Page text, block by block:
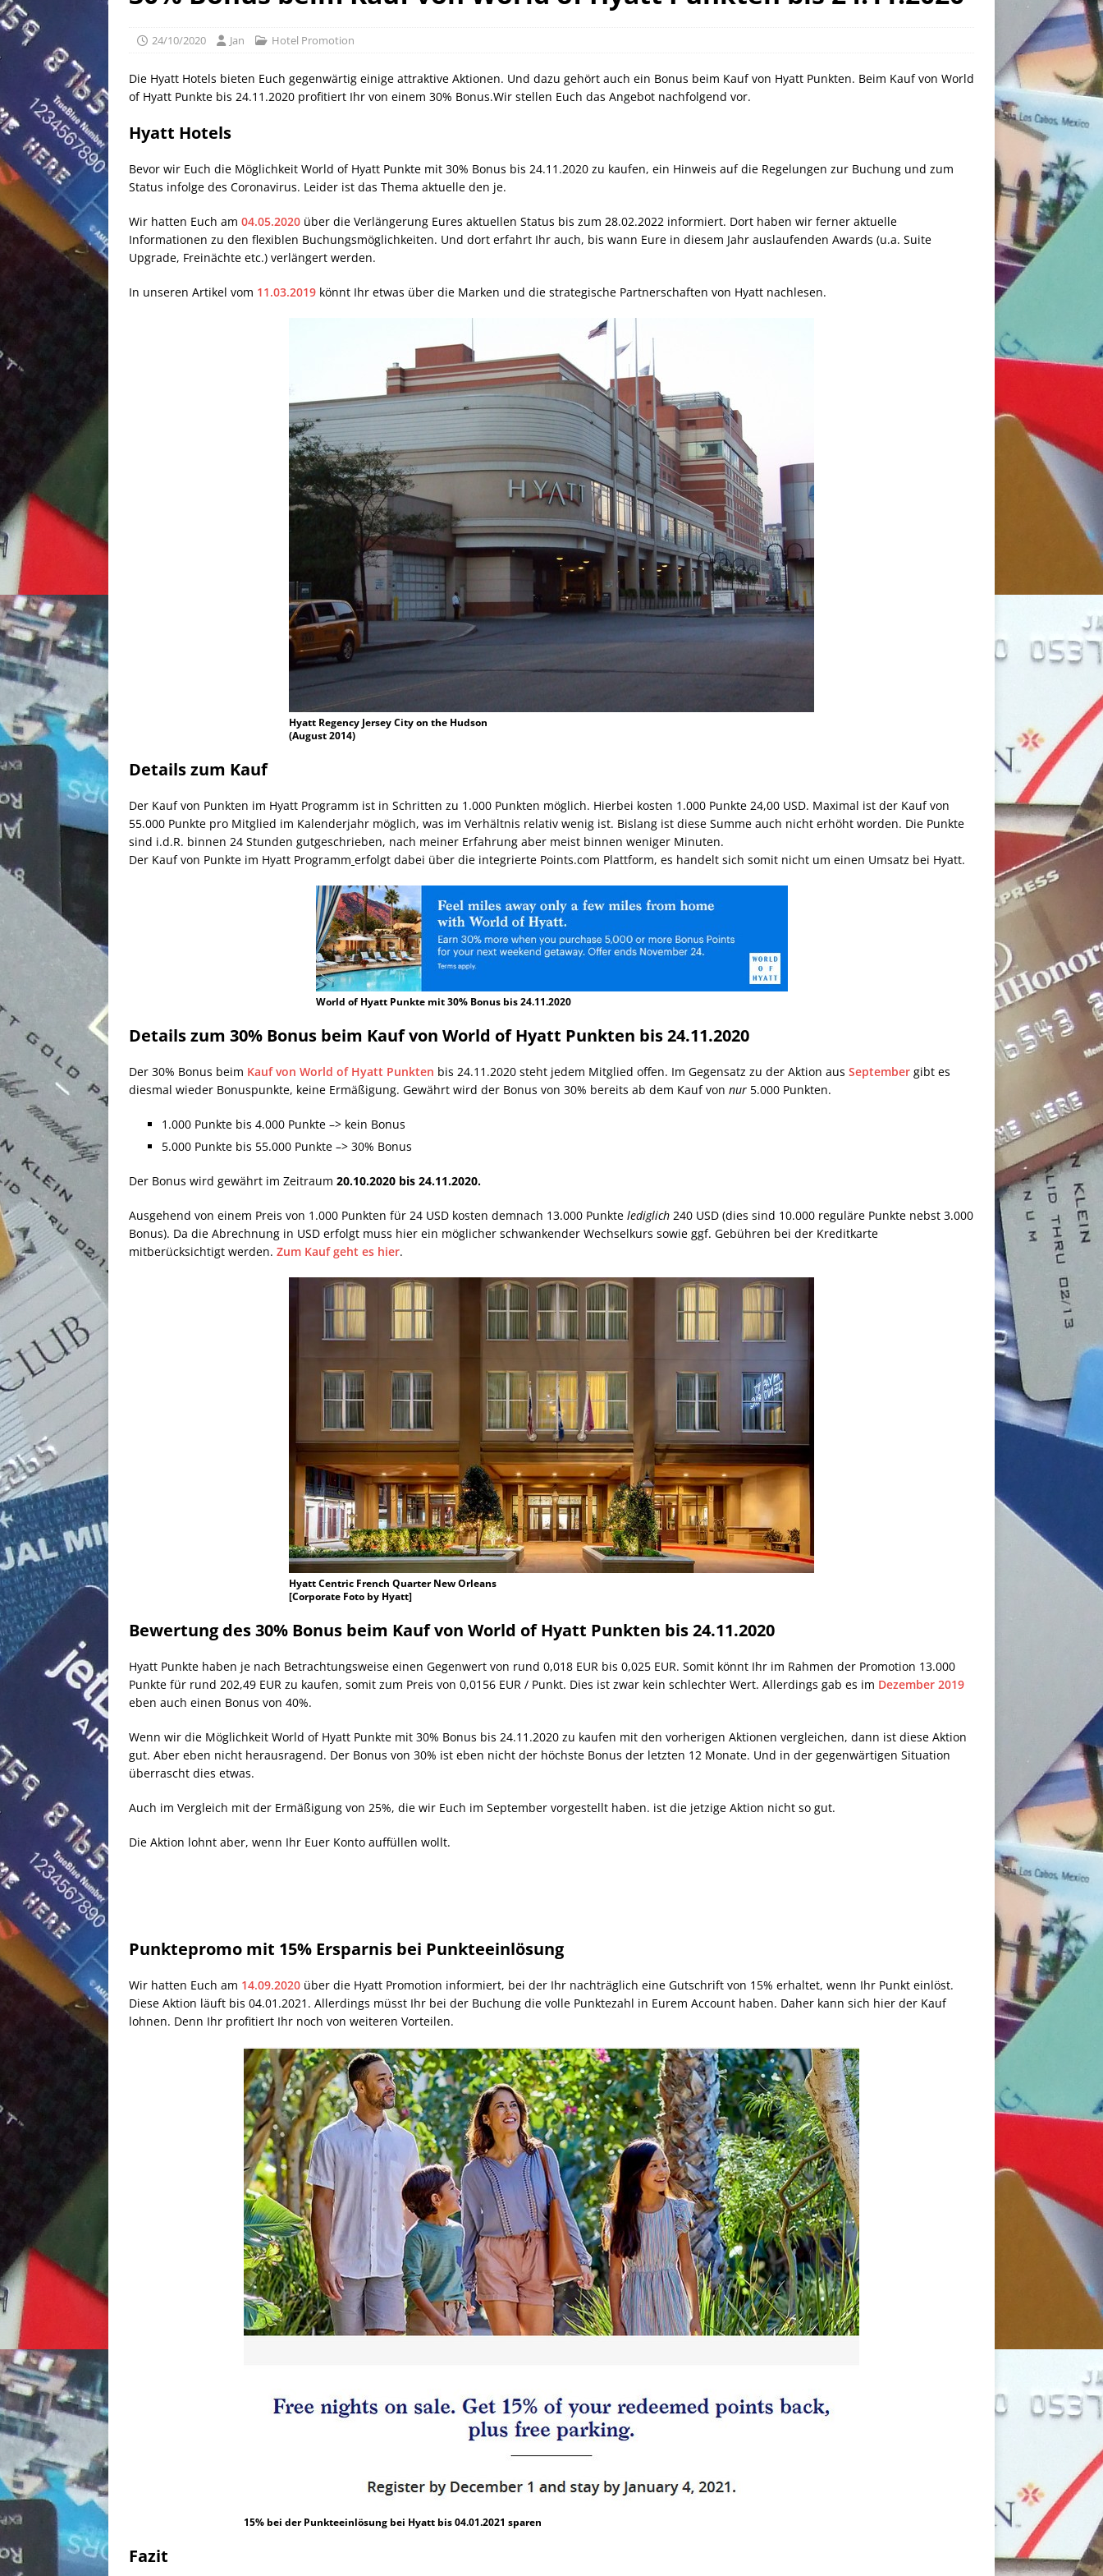
HOTEL NEWS
[ 04/04/2026 ] Aktion für die Bahncard 50 bis Ende Juli 2026
EXPRESS
24/10/2020 Jan Hotel Promotion
Die Hyatt Hotels bieten Euch gegenwärtig einige attraktive Aktionen. Und dazu gehört auch ein Bonus beim Kauf von Hyatt Punkten. Beim Kauf von World
of Hyatt Punkte bis 24.11.2020 profitiert Ihr von einem 30% Bonus.Wir stellen Euch das Angebot nachfolgend vor.
Hyatt Hotels
Bevor wir Euch die Möglichkeit World of Hyatt Punkte mit 30% Bonus bis 24.11.2020 zu kaufen, ein Hinweis auf die Regelungen zur Buchung und zum
Status infolge des Coronavirus. Leider ist das Thema aktuelle den je.
Wir hatten Euch am 04.05.2020 über die Verlängerung Eures aktuellen Status bis zum 28.02.2022 informiert. Dort haben wir ferner aktuelle
Informationen zu den flexiblen Buchungsmöglichkeiten. Und dort erfahrt Ihr auch, bis wann Eure in diesem Jahr auslaufenden Awards (u.a. Suite
Upgrade, Freinächte etc.) verlängert werden.
In unseren Artikel vom 11.03.2019 könnt Ihr etwas über die Marken und die strategische Partnerschaften von Hyatt nachlesen.
Hyatt Regency Jersey City on the Hudson
(August 2014)
Details zum Kauf
Der Kauf von Punkten im Hyatt Programm ist in Schritten zu 1.000 Punkten möglich. Hierbei kosten 1.000 Punkte 24,00 USD. Maximal ist der Kauf von
55.000 Punkte pro Mitglied im Kalenderjahr möglich, was im Verhältnis relativ wenig ist. Bislang ist diese Summe auch nicht erhöht worden. Die Punkte
sind i.d.R. binnen 24 Stunden gutgeschrieben, nach meiner Erfahrung aber meist binnen weniger Minuten.
Der Kauf von Punkte im Hyatt Programm erfolgt dabei über die integrierte Points.com Plattform, es handelt sich somit nicht um einen Umsatz bei Hyatt.
World of Hyatt Punkte mit 30% Bonus bis 24.11.2020
Details zum 30% Bonus beim Kauf von World of Hyatt Punkten bis 24.11.2020
Der 30% Bonus beim Kauf von World of Hyatt Punkten bis 24.11.2020 steht jedem Mitglied offen. Im Gegensatz zu der Aktion aus September gibt es
diesmal wieder Bonuspunkte, keine Ermäßigung. Gewährt wird der Bonus von 30% bereits ab dem Kauf von nur 5.000 Punkten.
1.000 Punkte bis 4.000 Punkte –> kein Bonus
5.000 Punkte bis 55.000 Punkte –> 30% Bonus
Der Bonus wird gewährt im Zeitraum 20.10.2020 bis 24.11.2020.
Ausgehend von einem Preis von 1.000 Punkten für 24 USD kosten demnach 13.000 Punkte lediglich 240 USD (dies sind 10.000 reguläre Punkte nebst 3.000
Bonus). Da die Abrechnung in USD erfolgt muss hier ein möglicher schwankender Wechselkurs sowie ggf. Gebühren bei der Kreditkarte
mitberücksichtigt werden. Zum Kauf geht es hier.
Hyatt Centric French Quarter New Orleans
[Corporate Foto by Hyatt]
Bewertung des30% Bonus beim Kauf von World of Hyatt Punkten bis 24.11.2020
Hyatt Punkte haben je nach Betrachtungsweise einen Gegenwert von rund 0,018 EUR bis 0,025 EUR. Somit könnt Ihr im Rahmen der Promotion 13.000
Punkte für rund 202,49 EUR zu kaufen, somit zum Preis von 0,0156 EUR / Punkt. Dies ist zwar kein schlechter Wert. Allerdings gab es im Dezember 2019
eben auch einen Bonus von 40%.
Wenn wir die Möglichkeit World of Hyatt Punkte mit 30% Bonus bis 24.11.2020 zu kaufen mit den vorherigen Aktionen vergleichen, dann ist diese Aktion
gut. Aber eben nicht herausragend. Der Bonus von 30% ist eben nicht der höchste Bonus der letzten 12 Monate. Und in der gegenwärtigen Situation
überrascht dies etwas.
Auch im Vergleich mit der Ermäßigung von 25%, die wir Euch im September vorgestellt haben. ist die jetzige Aktion nicht so gut.
Die Aktion lohnt aber, wenn Ihr Euer Konto auffüllen wollt.
Punktepromo mit 15% Ersparnis bei Punkteeinlösung
Wir hatten Euch am 14.09.2020 über die Hyatt Promotion informiert, bei der Ihr nachträglich eine Gutschrift von 15% erhaltet, wenn Ihr Punkt einlöst.
Diese Aktion läuft bis 04.01.2021. Allerdings müsst Ihr bei der Buchung die volle Punktezahl in Eurem Account haben. Daher kann sich hier der Kauf
lohnen. Denn Ihr profitiert Ihr noch von weiteren Vorteilen.
15% bei der Punkteeinlösung bei Hyatt bis 04.01.2021 sparen
Fazit